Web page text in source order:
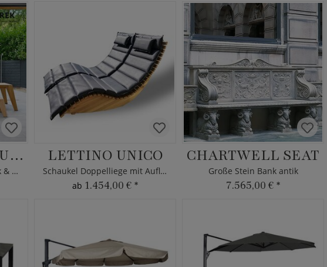
HYBRID SITZGRUPPE
Große Sitzgruppe mit Bank & Tisch
LETTINO UNICO
Schaukel Doppelliege mit Auflage
ab 1.454,00 € *
CHARTWELL SEAT
Große Stein Bank antik
7.565,00 € *